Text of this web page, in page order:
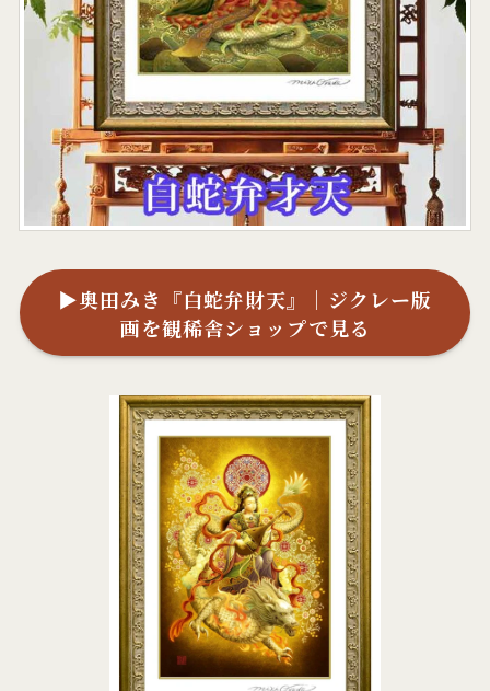
▶奥田みき『白蛇弁財天』｜ジクレー版
画を観稀舎ショップで見る